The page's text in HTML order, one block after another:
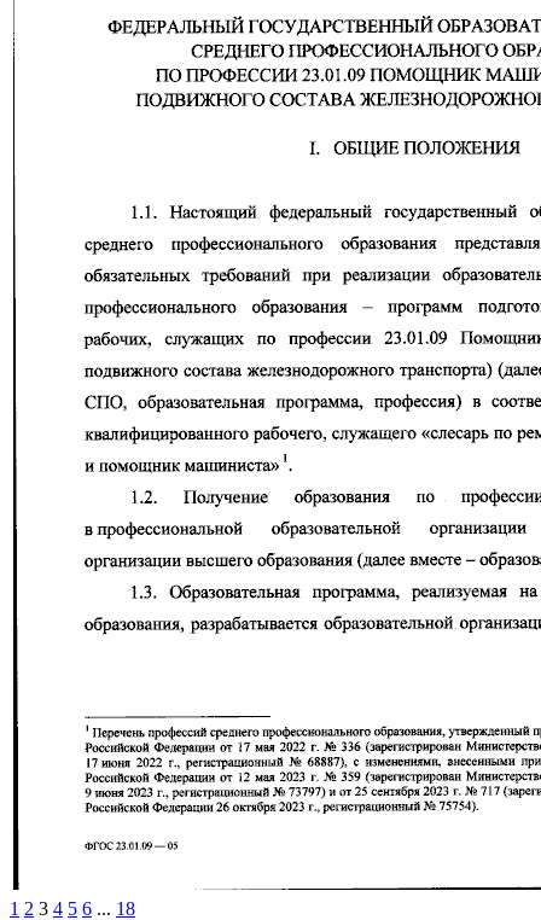
1 2 3 4 5 6 ... 18